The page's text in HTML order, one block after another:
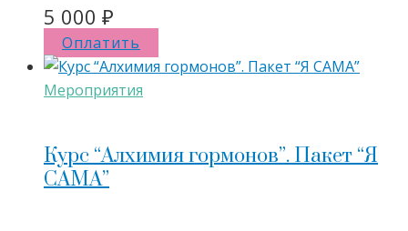
5 000 ₽
Оплатить
Мероприятия
Курс “Алхимия гормонов”. Пакет “Я
САМА”